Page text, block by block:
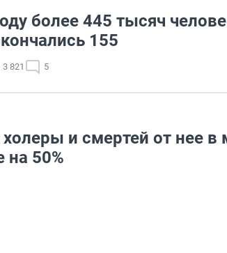
более 445 тысяч
155
3 821 5
и смертей от нее в
на 50%